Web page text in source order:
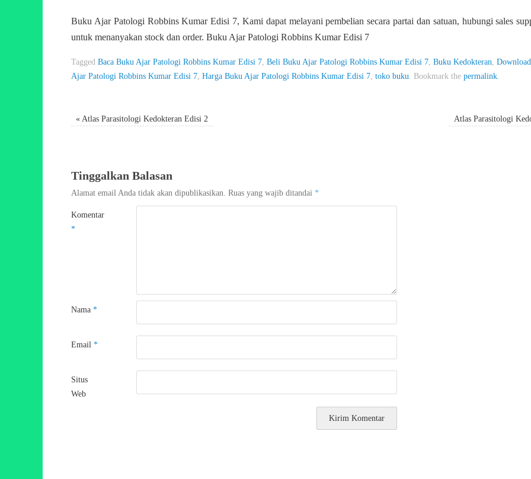
Buku Ajar Patologi Robbins Kumar Edisi 7, Kami dapat melayani pembelian secara partai dan satuan, hubungi sales
untuk menanyakan stock dan order. Buku Ajar Patologi Robbins Kumar Edisi 7
Tagged Baca Buku Ajar Patologi Robbins Kumar Edisi 7 Beli Buku Ajar Patologi Robbins Kumar Edisi 7 Buku Kedokteran
Ajar Patologi Robbins Kumar Edisi 7 Harga Buku Ajar Patologi Robbins Kumar Edisi 7 toko buku Bookmark the permalink
« Atlas Parasitologi Kedokteran Edisi 2 Atlas Parasitologi
Tinggalkan Balasan
Alamat email Anda tidak akan dipublikasikan. Ruas yang wajib ditandai *
Komentar
*
Nama *
Email *
Situs
Web